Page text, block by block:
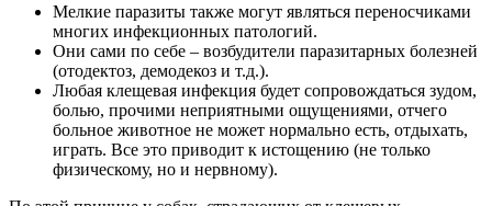
Мелкие паразиты также могут являться переносчиками
многих инфекционных патологий.
Они сами по себе – возбудители паразитарных болезней
(отодектоз, демодекоз и т.д.).
Любая клещевая инфекция будет сопровождаться зудом,
болью, прочими неприятными ощущениями, отчего
больное животное не может нормально есть, отдыхать,
играть. Все это приводит к истощению (не только
физическому, но и нервному).